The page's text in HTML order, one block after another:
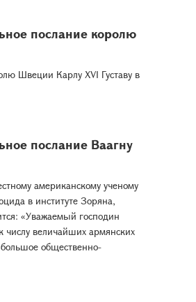
послание королю
Швеции Карлу XVI Густаву в
послание Ваагну
американскому ученому
в институте Зоряна,
«Уважаемый господин
величайших армянских
общественно-